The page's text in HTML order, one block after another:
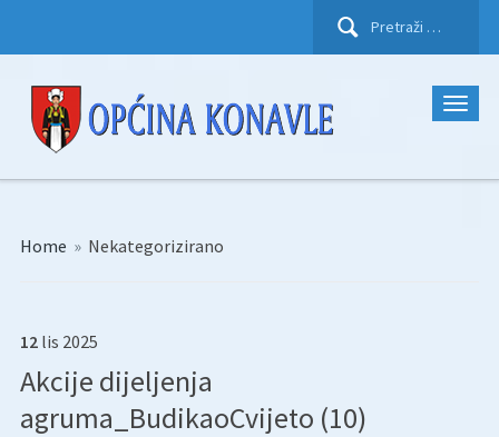
Pretraži:
Home » Nekategorizirano
12 lis 2025
Akcije dijeljenja
agruma_BudikaoCvijeto (10)